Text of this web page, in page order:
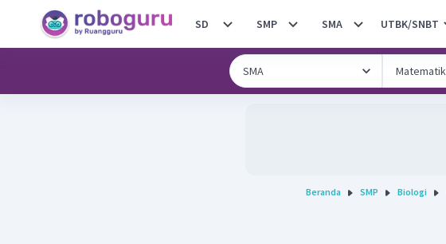
SD SMP SMA UTBK/SNBT
Beranda SMP Biologi